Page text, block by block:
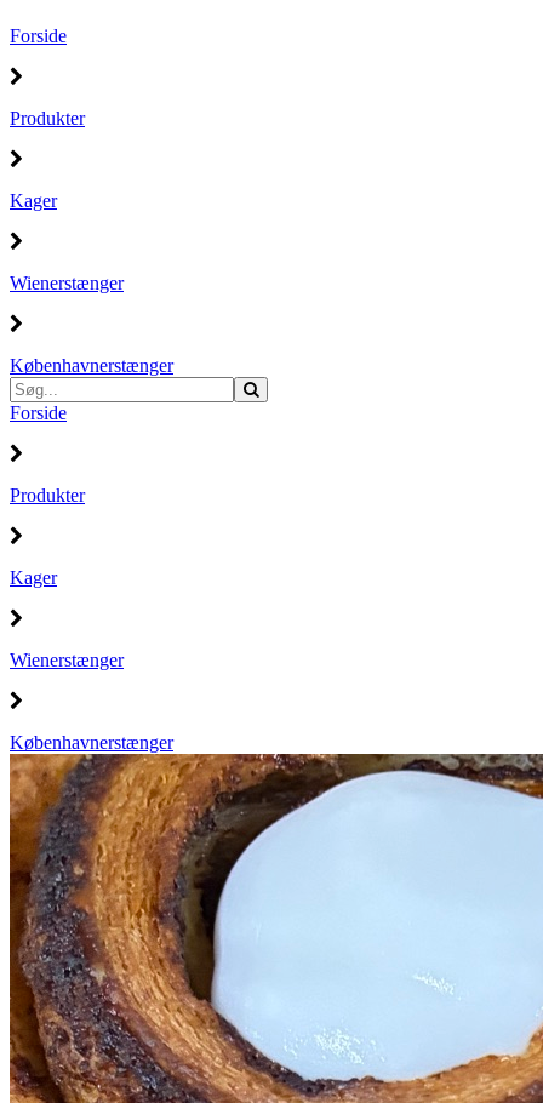
Forside
Produkter
Kager
Wienerstænger
Københavnerstænger
Forside
Produkter
Kager
Wienerstænger
Københavnerstænger